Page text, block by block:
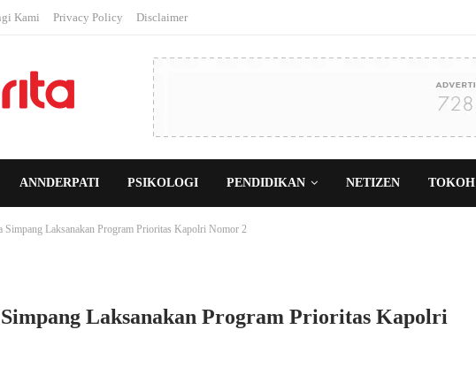
Kami Privacy Policy Disclaimer
ANNDERPATI PSIKOLOGI PENDIDIKAN NETIZEN TOKOH
Simpang Laksanakan Program Prioritas Kapolri Nomor 2
Laksanakan Program Prioritas Kapolri